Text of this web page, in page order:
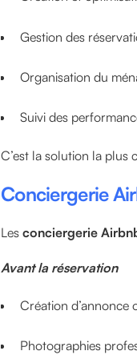
Gestion des
Organisation du
Suivi des
C’est la solution la plus
Conciergerie
Les conciergerie
Avant la réservation
Création d’annonce
Photographies